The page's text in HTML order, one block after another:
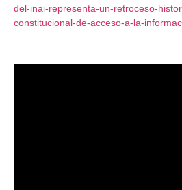
del-inai-representa-un-retroceso-
constitucional-de-acceso-a-la-